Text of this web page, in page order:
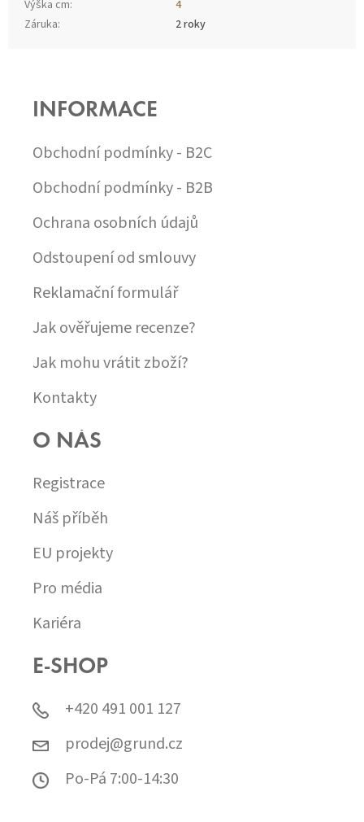
Výška cm:
4
Záruka:
2 roky
INFORMACE
Obchodní podmínky - B2C
Obchodní podmínky - B2B
Ochrana osobních údajů
Odstoupení od smlouvy
Reklamační formulář
Jak ověřujeme recenze?
Jak mohu vrátit zboží?
Kontakty
O NÁS
Registrace
Náš příběh
EU projekty
Pro média
Kariéra
E-SHOP
+420 491 001 127
prodej@grund.cz
Po-Pá 7:00-14:30